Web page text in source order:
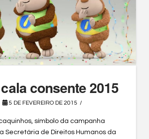
consente 2015
5 DE FEVEREIRO DE 2015
símbolo da campanha
Secretária de Direitos Humanos da